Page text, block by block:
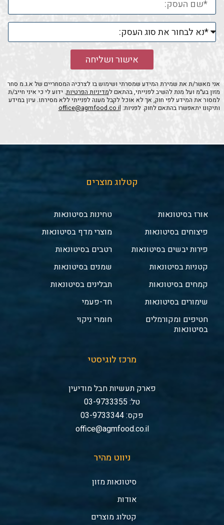
אישור ושליחה
אני מאשר/ת את שמירת המידע שמסרתי ושימוש בו לצרכיה המסחריים של א.ג.מ סחר
מזון בע״מ ועל מנת להשיב לפנייתי, בהתאם למדיניות הפרטיות. ידוע לי כי איני חייב/ת
למסור את המידע לפי חוק, אך לא אוכל לקבל מענה לפנייתי ללא מסירתו. עיון במידע
ותיקונו יתאפשרו בהתאם לחוק. לפניות: office@agmfood.co.il
קטלוג מוצרים
אורז בסיטונאות
פיצוחים בסיטונאות
פירות יבשים בסיטונאות
קטניות בסיטונאות
קמחים בסיטונאות
שימורים בסיטונאות
חטיפים ומקורמלים
בסיטונאות
טחינות בסיטונאות
מוצרי מדף בסיטונאות
רטבים בסיטונאות
שמנים בסיטונאות
תבלינים בסיטונאות
חד-פעמי
חומרי ניקוי
מרכז לוגיסטי
פארק תעשיות חבל מודיעין
טל: 03-9733355
פקס: 03-9733344
office@agmfood.co.il
ניווט מהיר
סיטונאות מזון
אודות
קטלוג מוצרים